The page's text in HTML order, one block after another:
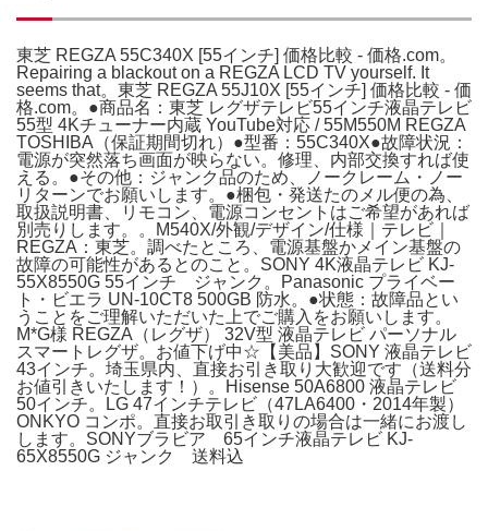
東芝 REGZA 55C340X [55インチ] 価格比較 - 価格.com。
Repairing a blackout on a REGZA LCD TV yourself. It
seems that。東芝 REGZA 55J10X [55インチ] 価格比較 - 価
格.com。●商品名：東芝 レグザテレビ55インチ液晶テレビ
55型 4Kチューナー内蔵 YouTube対応 / 55M550M REGZA
TOSHIBA（保証期間切れ）●型番：55C340X●故障状況：
電源が突然落ち画面が映らない。修理、内部交換すれば使
える。●その他：ジャンク品のため、ノークレーム・ノー
リターンでお願いします。●梱包・発送たのメル便の為、
取扱説明書、リモコン、電源コンセントはご希望があれば
別売りします。。M540X/外観/デザイン/仕様｜テレビ｜
REGZA：東芝。調べたところ、電源基盤かメイン基盤の
故障の可能性があるとのこと。SONY 4K液晶テレビ KJ-
55X8550G 55インチ ジャンク。Panasonic プライベー
ト・ビエラ UN-10CT8 500GB 防水。●状態：故障品とい
うことをご理解いただいた上でご購入をお願いします。
M*G様 REGZA（レグザ） 32V型 液晶テレビ パーソナル
スマートレグザ。お値下げ中☆【美品】SONY 液晶テレビ
43インチ。埼玉県内、直接お引き取り大歓迎です（送料分
お値引きいたします！）。Hisense 50A6800 液晶テレビ
50インチ。LG 47インチテレビ（47LA6400・2014年製）
ONKYO コンポ。直接お取引き取りの場合は一緒にお渡し
します。SONYブラビア 65インチ液晶テレビ KJ-
65X8550G ジャンク 送料込